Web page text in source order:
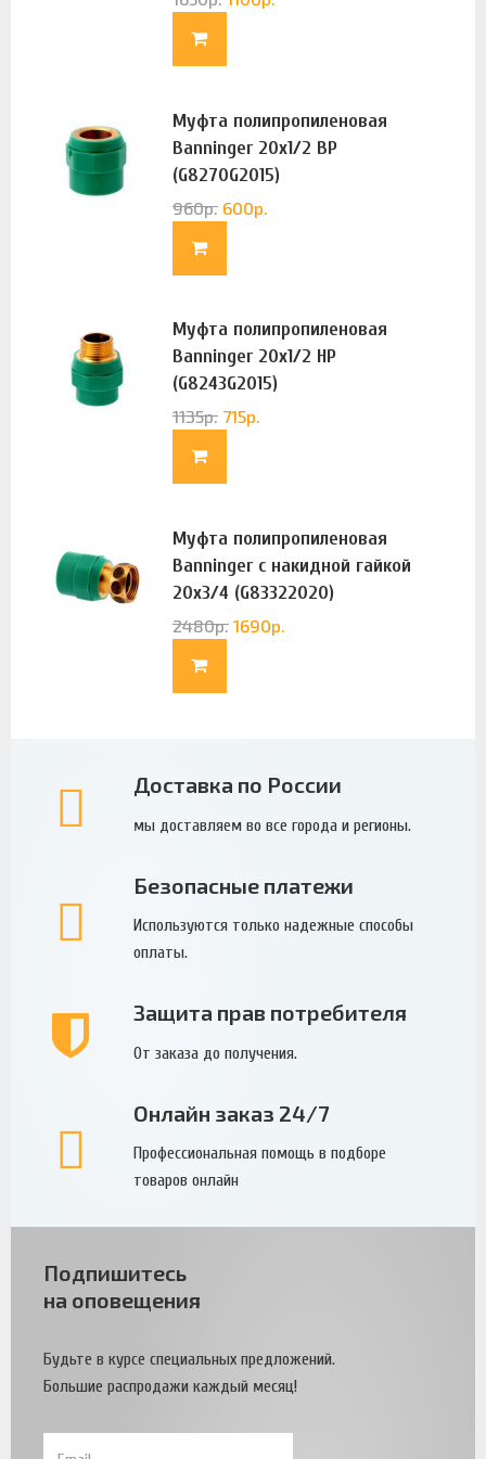
Муфта полипропиленовая
Banninger 20х1/2 ВР
(G8270G2015)
960р. 600р.
Муфта полипропиленовая
Banninger 20х1/2 НР
(G8243G2015)
1135р. 715р.
Муфта полипропиленовая
Banninger с накидной гайкой
20х3/4 (G83322020)
2480р. 1690р.
Доставка по России
мы доставляем во все города и регионы.
Безопасные платежи
Используются только надежные способы
оплаты.
Защита прав потребителя
От заказа до получения.
Онлайн заказ 24/7
Профессиональная помощь в подборе
товаров онлайн
Подпишитесь
на оповещения
Будьте в курсе специальных предложений.
Большие распродажи каждый месяц!